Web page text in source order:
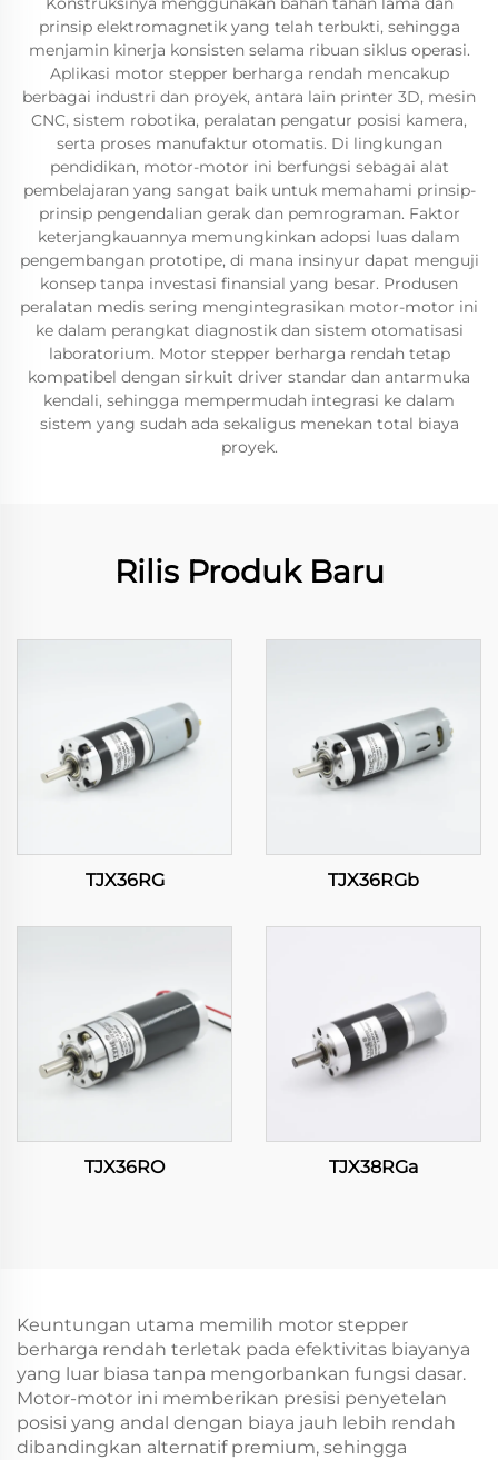
prinsip elektromagnetik yang telah terbukti, sehingga
menjamin kinerja konsisten selama ribuan siklus operasi.
Aplikasi motor stepper berharga rendah mencakup
berbagai industri dan proyek, antara lain printer 3D, mesin
CNC, sistem robotika, peralatan pengatur posisi kamera,
serta proses manufaktur otomatis. Di lingkungan
pendidikan, motor-motor ini berfungsi sebagai alat
pembelajaran yang sangat baik untuk memahami prinsip-
prinsip pengendalian gerak dan pemrograman. Faktor
keterjangkauannya memungkinkan adopsi luas dalam
pengembangan prototipe, di mana insinyur dapat menguji
konsep tanpa investasi finansial yang besar. Produsen
peralatan medis sering mengintegrasikan motor-motor ini
ke dalam perangkat diagnostik dan sistem otomatisasi
laboratorium. Motor stepper berharga rendah tetap
kompatibel dengan sirkuit driver standar dan antarmuka
kendali, sehingga mempermudah integrasi ke dalam
sistem yang sudah ada sekaligus menekan total biaya
proyek.
Rilis Produk Baru
TJX36RG TJX36RGb
TJX36RO TJX38RGa
Keuntungan utama memilih motor stepper
berharga rendah terletak pada efektivitas biayanya
yang luar biasa tanpa mengorbankan fungsi dasar.
Motor-motor ini memberikan presisi penyetelan
posisi yang andal dengan biaya jauh lebih rendah
dibandingkan alternatif premium, sehingga